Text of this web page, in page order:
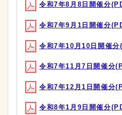
令和7年8月8日開催分
令和7年9月1日開催分
令和7年10月10日開催
令和7年11月7日開催分
令和7年12月1日開催分
令和8年1月9日開催分